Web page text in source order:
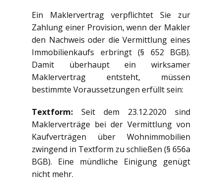
Ein Maklervertrag verpflichtet Sie zur
Zahlung einer Provision, wenn der Makler
den Nachweis oder die Vermittlung eines
Immobilienkaufs erbringt (§ 652 BGB).
Damit überhaupt ein wirksamer
Maklervertrag entsteht, müssen
bestimmte Voraussetzungen erfüllt sein:
Textform: Seit dem 23.12.2020 sind
Maklerverträge bei der Vermittlung von
Kaufverträgen über Wohnimmobilien
zwingend in Textform zu schließen (§ 656a
BGB). Eine mündliche Einigung genügt
nicht mehr.